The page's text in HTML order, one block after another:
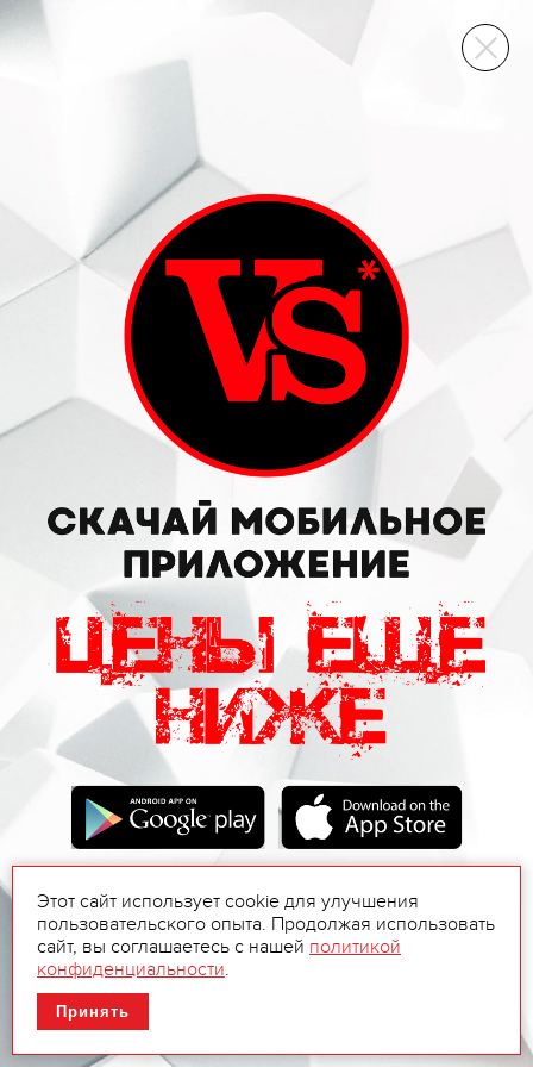
ВИННЫЙ СКЛАД
Этот сайт использует cookie для улучшения
пользовательского опыта. Продолжая использовать
сайт, вы соглашаетесь с нашей политикой
конфиденциальности.
Принять